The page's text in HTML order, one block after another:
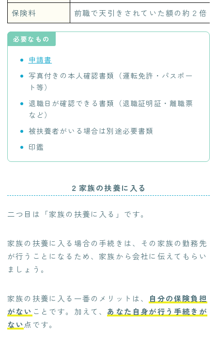
保険料
前職で天引きされていた額の約２倍
必要なもの
申請書
写真付きの本人確認書類（運転免許・パスポー
ト等）
退職日が確認できる書類（退職証明証・離職票
など）
被扶養者がいる場合は別途必要書類
印鑑
２家族の扶養に入る
二つ目は「家族の扶養に入る」です。
家族の扶養に入る場合の手続きは、その家族の勤務先
が行うことになるため、家族から会社に伝えてもらい
ましょう。
家族の扶養に入る一番のメリットは、
自分の保険負担
がない ことです。加えて、 あなた自身が行う手続きが
ない点です。